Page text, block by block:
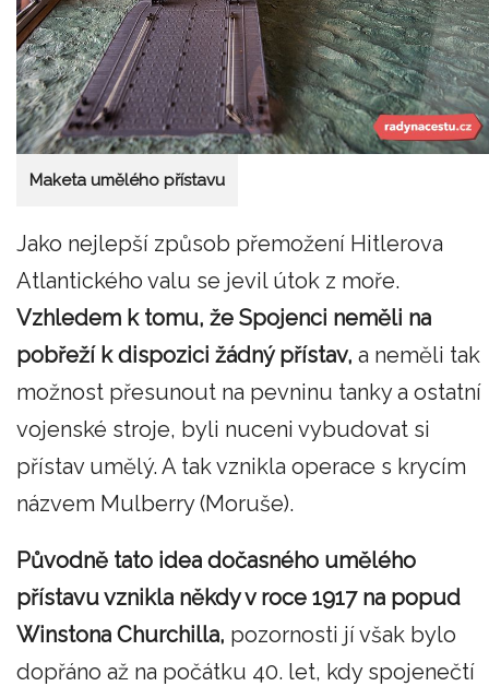
Maketa umělého přístavu
Jako nejlepší způsob přemožení Hitlerova
Atlantického valu se jevil útok z moře.
Vzhledem k tomu, že Spojenci neměli na
pobřeží k dispozici žádný přístav, a neměli tak
možnost přesunout na pevninu tanky a ostatní
vojenské stroje, byli nuceni vybudovat si
přístav umělý. A tak vznikla operace s krycím
názvem Mulberry (Moruše).
Původně tato idea dočasného umělého
přístavu vznikla někdy v roce 1917 na popud
Winstona Churchilla, pozornosti jí však bylo
dopřáno až na počátku 40. let, kdy spojenečtí